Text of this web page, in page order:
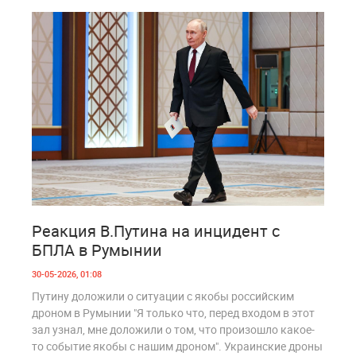
Реакция В.Путина на инцидент с
БПЛА в Румынии
30-05-2026, 01:08
Путину доложили о ситуации с якобы российским
дроном в Румынии "Я только что, перед входом в этот
зал узнал, мне доложили о том, что произошло какое-
то событие якобы с нашим дроном". Украинские дроны